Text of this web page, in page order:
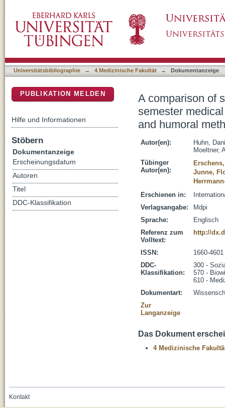
psychometric, psychophysiological, and
Universitätsbibliographie → 4 Medizinische Fakultät → Dokumentanzeige
A comparison of
semester
and humoral
Autor(en):
Huhn,
Moeltner,
Tübinger
Autor(en):
Junne,
Erschienen in:
Verlagsangabe:
Mdpi
Sprache:
Englisch
Referenz zum
Volltext:
http://
ISSN:
1660-4601
DDC-
Klassifikation:
300 -
570 -
610 -
Dokumentart:
Zur
Langanzeige
Das Dokument
4 Medizinische
PUBLIKATION MELDEN
Hilfe und Informationen
Stöbern
Dokumentanzeige
Erscheinungsdatum
Autoren
Titel
DDC-Klassifikation
Kontakt